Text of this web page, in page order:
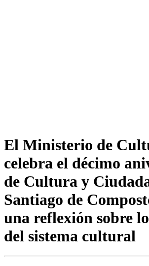
El Ministerio de
celebra el décimo
de Cultura y
Santiago de
una reflexión sobre
del sistema cultural